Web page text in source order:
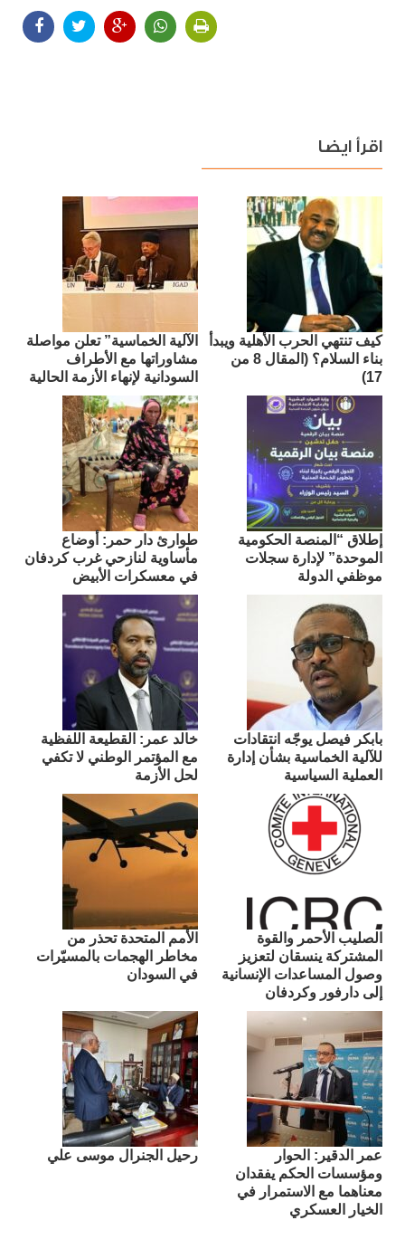
اقرأ ايضا
كيف تنتهي الحرب الأهلية ويبدأ
بناء السلام؟ (المقال 8 من
17)
الآلية الخماسية” تعلن مواصلة
مشاوراتها مع الأطراف
السودانية لإنهاء الأزمة الحالية
إطلاق “المنصة الحكومية
الموحدة” لإدارة سجلات
موظفي الدولة
طوارئ دار حمر: أوضاع
مأساوية لنازحي غرب كردفان
في معسكرات الأبيض
بابكر فيصل يوجّه انتقادات
للآلية الخماسية بشأن إدارة
العملية السياسية
​خالد عمر: القطيعة اللفظية
مع المؤتمر الوطني لا تكفي
لحل الأزمة
الصليب الأحمر والقوة
المشتركة ينسقان لتعزيز
وصول المساعدات الإنسانية
إلى دارفور وكردفان
الأمم المتحدة تحذر من
مخاطر الهجمات بالمسيّرات
في السودان
عمر الدقير: الحوار
ومؤسسات الحكم يفقدان
معناهما مع الاستمرار في
الخيار العسكري
رحيل الجنرال موسى علي